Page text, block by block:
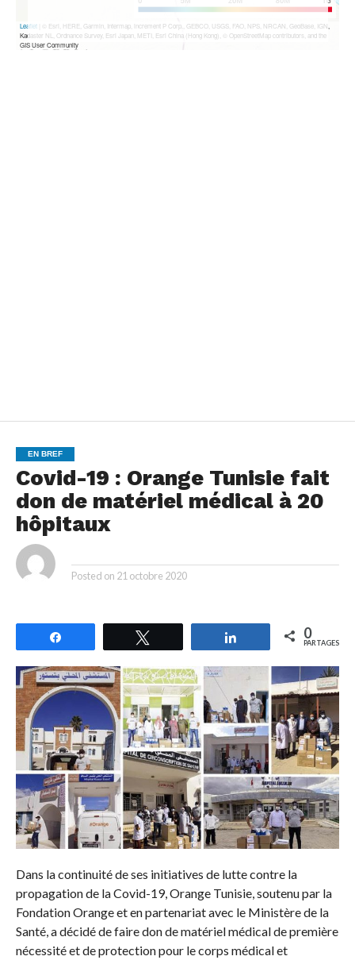
EN BREF
Covid-19 : Orange Tunisie fait
don de matériel médical à 20
hôpitaux
Posted on 21 octobre 2020
Partagez 0
PARTAGES
Dans la continuité de ses initiatives de lutte contre la
propagation de la Covid-19, Orange Tunisie, soutenu par la
Fondation Orange et en partenariat avec le Ministère de la
Santé, a décidé de faire don de matériel médical de première
nécessité et de protection pour le corps médical et